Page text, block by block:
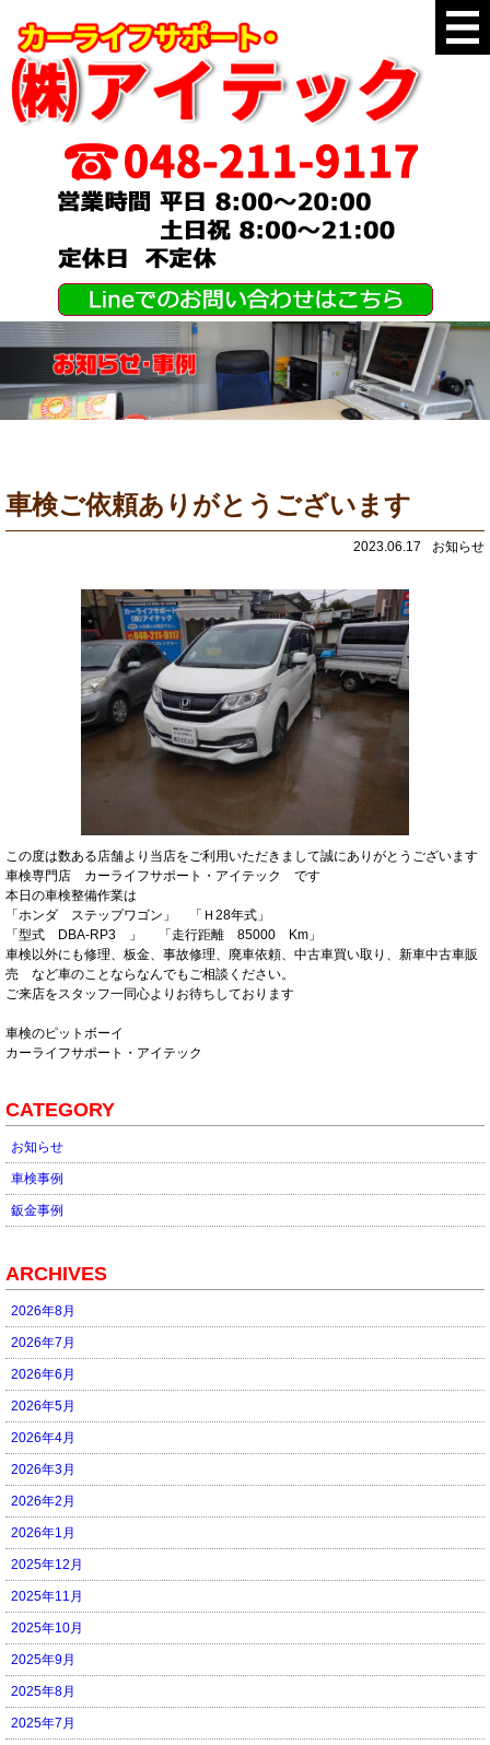
車検ご依頼ありがとうございます
2023.06.17 お知らせ
この度は数ある店舗より当店をご利用いただきまして誠にありがとうございます
車検専門店 カーライフサポート・アイテック です
本日の車検整備作業は
「ホンダ ステップワゴン」 「Ｈ28年式」
「型式 DBA-RP3 」 「走行距離 85000 Km」
車検以外にも修理、板金、事故修理、廃車依頼、中古車買い取り、新車中古車販
売 など車のことならなんでもご相談ください。
ご来店をスタッフ一同心よりお待ちしております
車検のピットボーイ
カーライフサポート・アイテック
CATEGORY
お知らせ
車検事例
鈑金事例
ARCHIVES
2026年8月
2026年7月
2026年6月
2026年5月
2026年4月
2026年3月
2026年2月
2026年1月
2025年12月
2025年11月
2025年10月
2025年9月
2025年8月
2025年7月